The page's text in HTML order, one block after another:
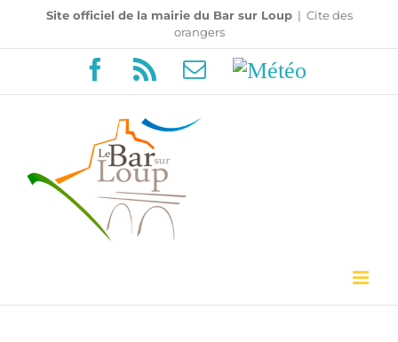
au
Site officiel de la mairie du Bar sur Loup | Cite des
orangers
Facebook
Rss EmailMétéo